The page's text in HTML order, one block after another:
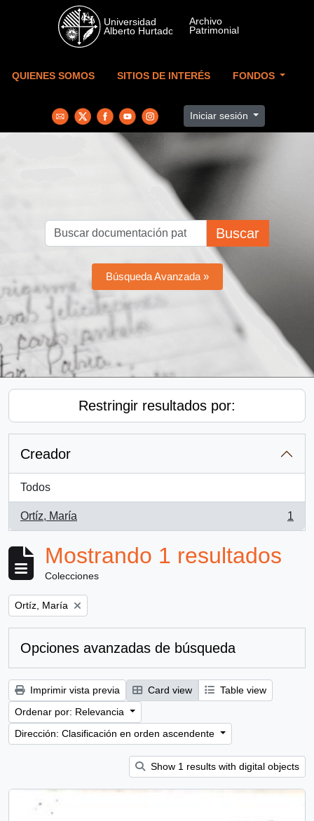
Skip to main content
QUIENES SOMOS SITIOS DE INTERÉS FONDOS
Iniciar sesión
Buscar
Búsqueda Avanzada »
Restringir resultados por:
Creador
Todos
Ortíz, María
, 1 resultados
1
Mostrando 1 resultados
Colecciones
Remove filter:
Ortíz, María
Opciones avanzadas de búsqueda
Imprimir vista previa Card view
Table view
Ordenar por: Relevancia
Dirección: Clasificación en orden ascendente
Show 1 results with digital objects